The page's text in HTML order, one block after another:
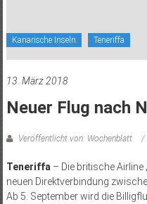
Kanarische Inseln Teneriffa
13. März 2018
Neuer Flug nach
Veröffentlicht von: Wochenblatt
Teneriffa– Die britische Airline
neuen Direktverbindung
Ab 5. September wird die